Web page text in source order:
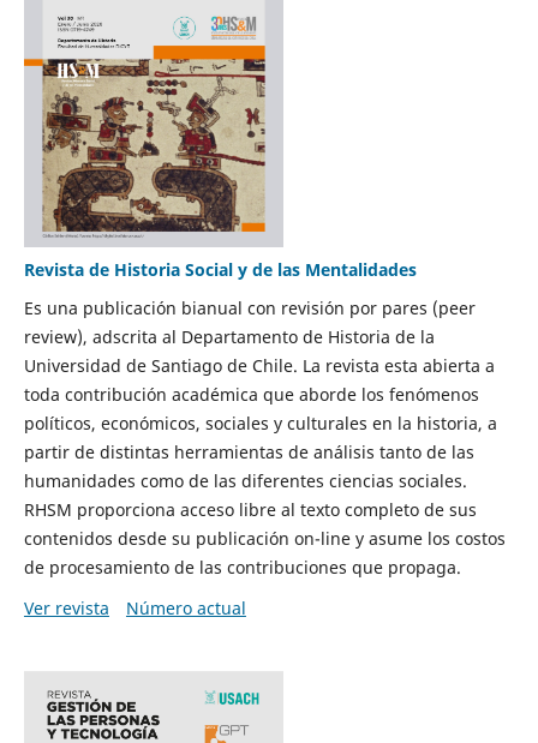
Revista de Historia Social y de las Mentalidades
Es una publicación bianual con revisión por pares (peer
review), adscrita al Departamento de Historia de la
Universidad de Santiago de Chile. La revista esta abierta a
toda contribución académica que aborde los fenómenos
políticos, económicos, sociales y culturales en la historia, a
partir de distintas herramientas de análisis tanto de las
humanidades como de las diferentes ciencias sociales.
RHSM proporciona acceso libre al texto completo de sus
contenidos desde su publicación on-line y asume los costos
de procesamiento de las contribuciones que propaga.
Ver revista
Número actual